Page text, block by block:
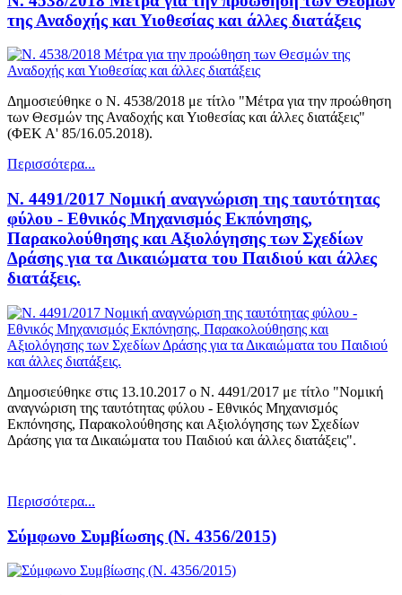
της Αναδοχής και Υιοθεσίας και άλλες διατάξεις
Δημοσιεύθηκε ο Ν. 4538/2018 με τίτλο "Μέτρα για την προώθηση
των Θεσμών της Αναδοχής και Υιοθεσίας και άλλες διατάξεις"
(ΦΕΚ Α' 85/16.05.2018).
Περισσότερα...
Ν. 4491/2017 Νομική αναγνώριση της ταυτότητας
φύλου - Εθνικός Μηχανισμός Εκπόνησης,
Παρακολούθησης και Αξιολόγησης των Σχεδίων
Δράσης για τα Δικαιώματα του Παιδιού και άλλες
διατάξεις.
Δημοσιεύθηκε στις 13.10.2017 ο Ν. 4491/2017 με τίτλο "Νομική
αναγνώριση της ταυτότητας φύλου - Εθνικός Μηχανισμός
Εκπόνησης, Παρακολούθησης και Αξιολόγησης των Σχεδίων
Δράσης για τα Δικαιώματα του Παιδιού και άλλες διατάξεις".
Περισσότερα...
Σύμφωνο Συμβίωσης (Ν. 4356/2015)